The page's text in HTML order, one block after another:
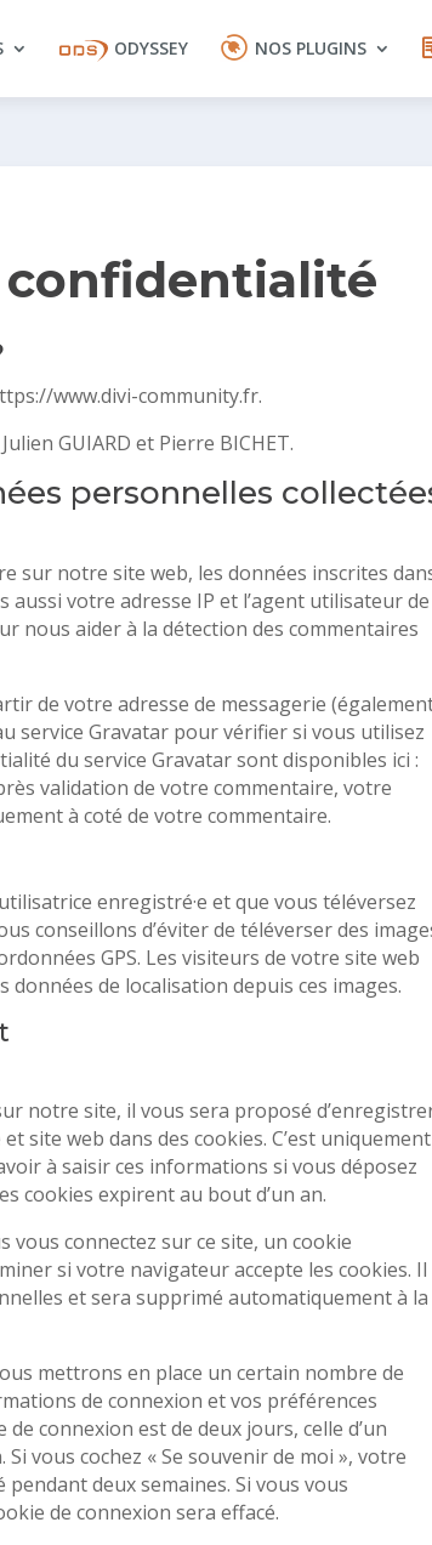
ODYSSEY NOS PLUGINS
www.divi-community.fr.
GUIARD et Pierre BICHET.
personnelles
sur notre site web, les données inscrites
votre adresse IP et l’agent utilisateur de
nous aider à la détection des commentaires
de votre adresse de messagerie
service Gravatar pour vérifier si vous utilisez
du service Gravatar sont disponibles ici :
validation de votre commentaire, votre
à coté de votre commentaire.
enregistré·e et que vous téléversez
conseillons d’éviter de téléverser des
GPS. Les visiteurs de votre site web
de localisation depuis ces images.
notre site, il vous sera proposé
site web dans des cookies. C’est uniquement
à saisir ces informations si vous déposez
cookies expirent au bout d’un an.
vous connectez sur ce site, un cookie
si votre navigateur accepte les cookies. Il
et sera supprimé automatiquement à la
mettrons en place un certain nombre de
de connexion et vos préférences
de connexion est de deux jours, celle d’un
Si vous cochez « Se souvenir de moi », votre
deux semaines. Si vous vous
de connexion sera effacé.